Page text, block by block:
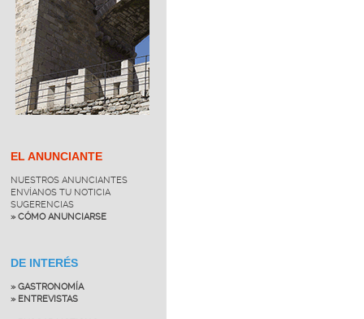
EL ANUNCIANTE
NUESTROS ANUNCIANTES
ENVÍANOS TU NOTICIA
SUGERENCIAS
» CÓMO ANUNCIARSE
DE INTERÉS
» GASTRONOMÍA
» ENTREVISTAS